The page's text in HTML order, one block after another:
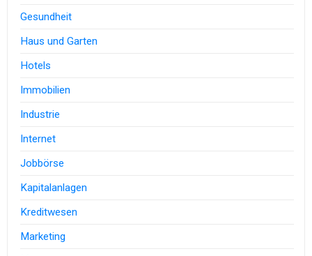
Gesundheit
Haus und Garten
Hotels
Immobilien
Industrie
Internet
Jobbörse
Kapitalanlagen
Kreditwesen
Marketing